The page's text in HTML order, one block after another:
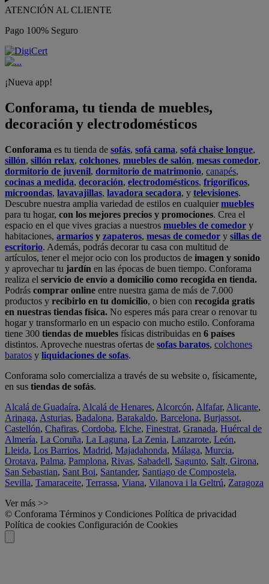
ATENCIÓN AL CLIENTE
Pago 100% Seguro
¡Nueva app!
Conforama, tu tienda de muebles,
decoración y electrodomésticos
Conforama es tu tienda de sofás, sofá cama, sofá chaise longue,
sillón, sillón relax, colchones, muebles de salón, mesas comedor,
dormitorio de juvenil, dormitorio de matrimonio, canapés,
cocinas a medida, decoración, electrodomésticos, frigoríficos,
microondas, lavavajillas, lavadora secadora, y televisiones.
Descubre nuestra amplia variedad de estilos en cualquiermuebles
para tu hogar, con los mejores precios y promociones. Crea el
espacio en el que vives gracias a nuestros muebles de comedor y
habitaciones, armarios y zapateros, mesas de comedor y sillas de
escritorio. Además, podrás decorar tu casa con multitud de
artículos, tener el mejor ocio con los productos de imagen y sonido
y aprovechar tu jardín en las épocas de buen tiempo. Conforama
realiza el servicio de envío a domicilio como recogida en tienda.
Podrás comprar online entre nuestra gama de más de 7.000
productos y recibirlo en tu domicilio, o bien con recogida gratis
en nuestras tiendas física. No esperes más para crear o renovar tu
hogar y transformarlo en un espacio con mucho estilo. Conforama
tiene 300 tiendas de muebles físicas distribuidas en 6 países
distintos. Aproveche nuestras ofertas de sofas baratos, colchones
baratos y liquidaciones de sofas.
Conforama solo comercializa a través de su website o, físicamente,
en sus tiendas de sofás.
Alcalá de Guadaíra, Alcalá de Henares, Alcorcón, Alfafar, Alicante,
Arinaga, Asturias, Badalona, Barakaldo, Barcelona, Burjassot,
Castellón, Chafiras, Cordoba, Elche, Finestrat, Granada, Huércal de
Almería, La Coruña, La Laguna, La Zenia, Lanzarote, León,
Lleida, Los Barrios, Madrid, Majadahonda, Málaga, Murcia,
Orotava, Palma, Pamplona, Rivas, Sabadell, Sagunto, Salt, Girona,
San Sebastian, Sant Boi, Santander, Santiago de Compostela,
Sevilla, Tamaraceite, Terrassa, Viana, Vilanova i la Geltrú, Zaragoza
Ver más >>
© Conforama Términos y Condiciones Política de privacidad
Política de cookies Configuración de Cookies